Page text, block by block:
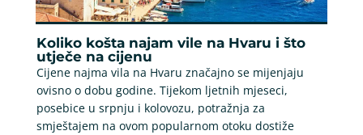
Koliko košta najam vile na Hvaru i što
utječe na cijenu
Cijene najma vila na Hvaru značajno se mijenjaju
ovisno o dobu godine. Tijekom ljetnih mjeseci,
posebice u srpnju i kolovozu, potražnja za
smještajem na ovom popularnom otoku dostiže